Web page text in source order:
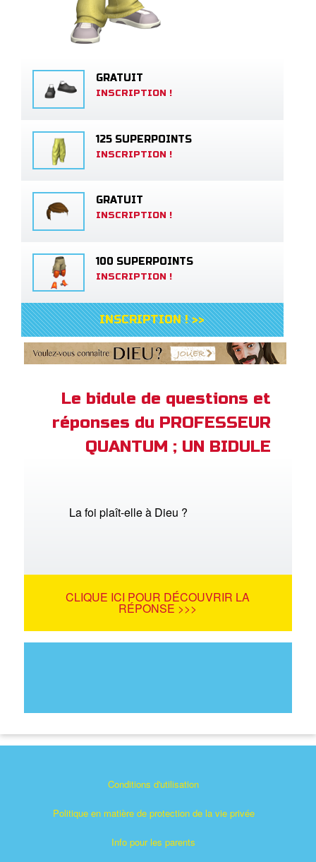
GRATUIT
INSCRIPTION !
125 SUPERPOINTS
INSCRIPTION !
GRATUIT
INSCRIPTION !
100 SUPERPOINTS
INSCRIPTION !
INSCRIPTION ! >>
Le bidule de questions et
réponses du PROFESSEUR
QUANTUM ; UN BIDULE
La foi plaît-elle à Dieu ?
CLIQUE ICI POUR DÉCOUVRIR LA
RÉPONSE >>>
Conditions d'utilisation
Politique en matière de protection de la vie privée
Info pour les parents